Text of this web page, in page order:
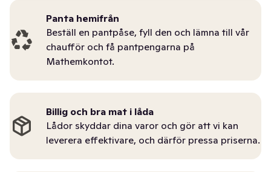
Panta hemifrån
Beställ en pantpåse, fyll den och lämna till vår
chaufför och få pantpengarna på
Mathemkontot.
Billig och bra mat i låda
Lådor skyddar dina varor och gör att vi kan
leverera effektivare, och därför pressa priserna.